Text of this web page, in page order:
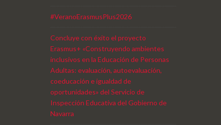
#VeranoErasmusPlus2026
Concluye con éxito el proyecto
Erasmus+ «Construyendo ambientes
inclusivos en la Educación de Personas
Adultas: evaluación, autoevaluación,
coeducación e igualdad de
oportunidades» del Servicio de
Inspección Educativa del Gobierno de
Navarra